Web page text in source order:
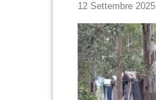
12 Settembre 2025